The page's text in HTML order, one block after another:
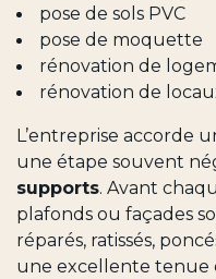
pose de sols PVC
pose de moquette
rénovation de
rénovation de
L’entreprise accorde
une étape souvent
supports. Avant
plafonds ou façades
réparés, ratissés,
une excellente tenue